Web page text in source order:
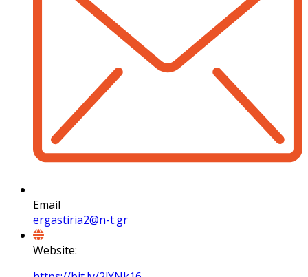
Email
ergastiria2@n-t.gr
Website: